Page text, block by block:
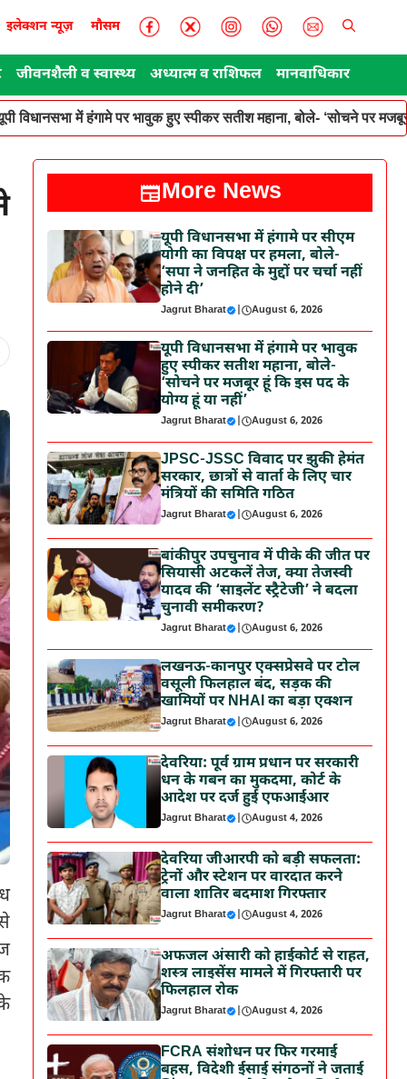
इलेक्शन न्यूज़ मौसम
जीवनशैली व स्वास्थ्य अध्यात्म व राशिफल मानवाधिकार
विधानसभा में हंगामे पर भावुक हुए स्पीकर सतीश महाना, बोले- ‘सोचने पर
More News
यूपी विधानसभा में हंगामे पर सीएम
योगी का विपक्ष पर हमला, बोले-
‘सपा ने जनहित के मुद्दों पर चर्चा नहीं
होने दी’
Jagrut Bharat | August 6, 2026
यूपी विधानसभा में हंगामे पर भावुक
हुए स्पीकर सतीश महाना, बोले-
‘सोचने पर मजबूर हूं कि इस पद के
योग्य हूं या नहीं’
Jagrut Bharat | August 6, 2026
JPSC-JSSC विवाद पर झुकी हेमंत
सरकार, छात्रों से वार्ता के लिए चार
मंत्रियों की समिति गठित
Jagrut Bharat | August 6, 2026
बांकीपुर उपचुनाव में पीके की जीत पर
सियासी अटकलें तेज, क्या तेजस्वी
यादव की ‘साइलेंट स्ट्रैटेजी’ ने बदला
चुनावी समीकरण?
Jagrut Bharat | August 6, 2026
लखनऊ-कानपुर एक्सप्रेसवे पर टोल
वसूली फिलहाल बंद, सड़क की
खामियों पर NHAI का बड़ा एक्शन
Jagrut Bharat | August 6, 2026
देवरिया: पूर्व ग्राम प्रधान पर सरकारी
धन के गबन का मुकदमा, कोर्ट के
आदेश पर दर्ज हुई एफआईआर
Jagrut Bharat | August 4, 2026
देवरिया जीआरपी को बड़ी सफलता:
ट्रेनों और स्टेशन पर वारदात करने
वाला शातिर बदमाश गिरफ्तार
Jagrut Bharat | August 4, 2026
अफजल अंसारी को हाईकोर्ट से राहत,
शस्त्र लाइसेंस मामले में गिरफ्तारी पर
फिलहाल रोक
Jagrut Bharat | August 4, 2026
FCRA संशोधन पर फिर गरमाई
बहस, विदेशी ईसाई संगठनों ने जताई